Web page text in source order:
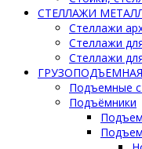
СТЕЛЛАЖИ
Стеллажи
Стеллажи
Стеллажи
Подъемные
Подъёмники